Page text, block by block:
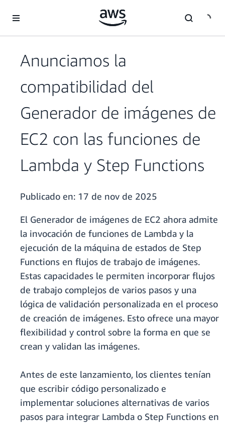
Anunciamos la
compatibilidad del
Generador de imágenes de
EC2 con las funciones de
Lambda y Step Functions
Publicado en: 17 de nov de 2025
El Generador de imágenes de EC2 ahora admite
la invocación de funciones de Lambda y la
ejecución de la máquina de estados de Step
Functions en flujos de trabajo de imágenes.
Estas capacidades le permiten incorporar flujos
de trabajo complejos de varios pasos y una
lógica de validación personalizada en el proceso
de creación de imágenes. Esto ofrece una mayor
flexibilidad y control sobre la forma en que se
crean y validan las imágenes.
Antes de este lanzamiento, los clientes tenían
que escribir código personalizado e
implementar soluciones alternativas de varios
pasos para integrar Lambda o Step Functions en